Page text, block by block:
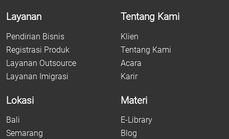
Layanan
Pendirian Bisnis
Registrasi Produk
Layanan Outsource
Layanan Imigrasi
Tentang Kami
Klien
Tentang Kami
Acara
Karir
Lokasi
Bali
Semarang
Materi
E-Library
Blog